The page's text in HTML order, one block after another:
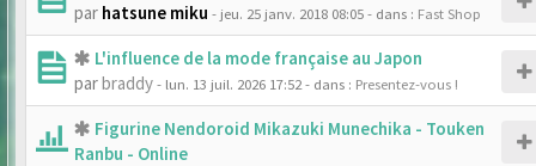
par hatsune miku - jeu. 25 janv. 2018 08:05- dans : Fast Shop
L'influence de la mode française au Japon
parbraddy- lun. 13 juil. 2026 17:52- dans : Presentez-vous !
Figurine Nendoroid Mikazuki Munechika - Touken
Ranbu - Online